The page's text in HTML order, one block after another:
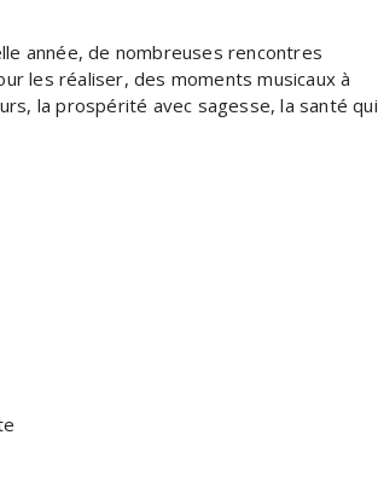
année, de nombreuses rencontres
les réaliser, des moments musicaux à
la prospérité avec sagesse, la santé qui